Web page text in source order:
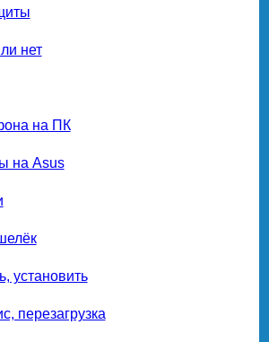
нет
на ПК
на Asus
установить
перезагрузка